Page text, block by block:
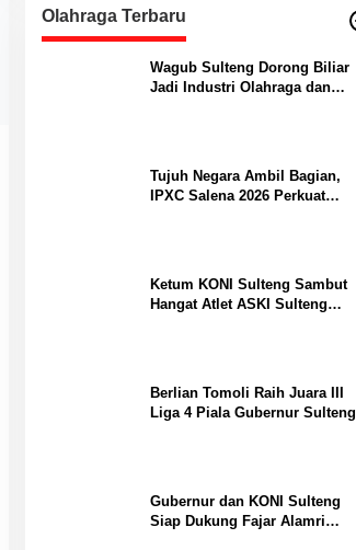
Olahraga Terbaru
Wagub Sulteng Dorong Biliar
Jadi Industri Olahraga dan
Tujuh Negara Ambil Bagian,
IPXC Salena 2026 Perkuat
Ketum KONI Sulteng Sambut
Hangat Atlet ASKI Sulteng
Berlian Tomoli Raih Juara III
Liga 4 Piala Gubernur Sulteng
Gubernur dan KONI Sulteng
Siap Dukung Fajar Alamri